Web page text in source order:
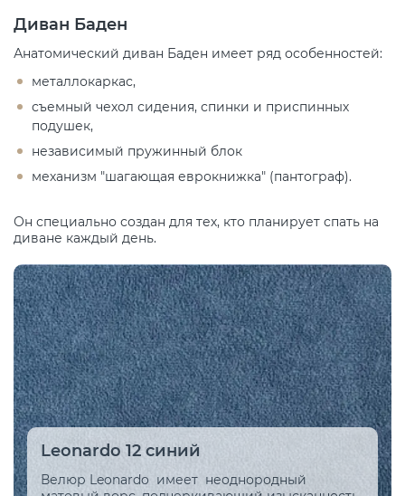
Диван Баден
Анатомический диван Баден имеет ряд особенностей:
металлокаркас,
съемный чехол сидения, спинки и приспинных
подушек,
независимый пружинный блок
механизм "шагающая еврокнижка" (пантограф).
Он специально создан для тех, кто планирует спать на
диване каждый день.
Leonardo 12 синий
Велюр Leonardo имеет неоднородный